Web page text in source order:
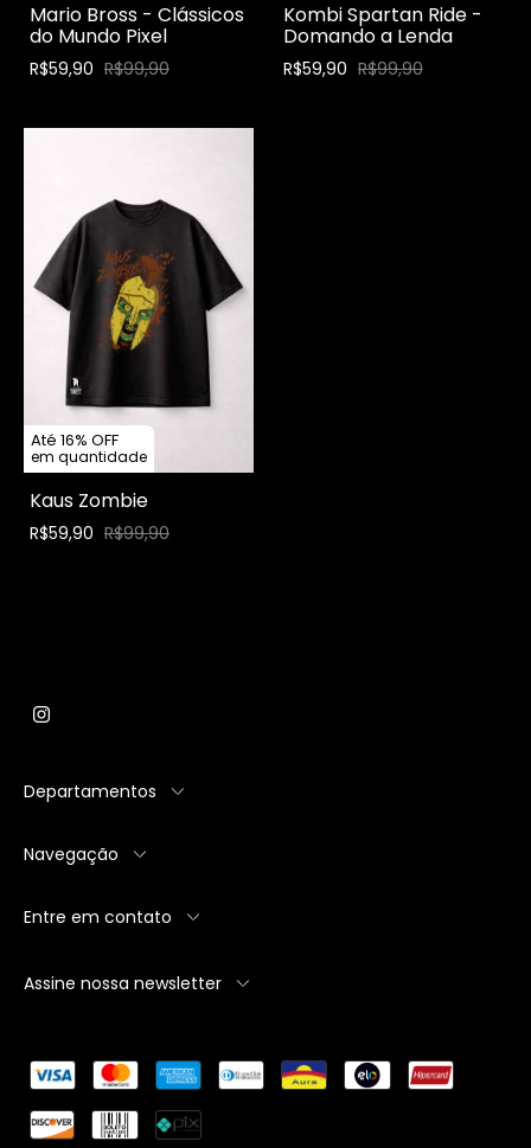
Mario Bross - Clássicos
do Mundo Pixel
R$59,90 R$99,90
Kombi Spartan Ride -
Domando a Lenda
R$59,90 R$99,90
Até 16% OFF
em quantidade
Kaus Zombie
R$59,90 R$99,90
Departamentos
Navegação
Entre em contato
Assine nossa newsletter